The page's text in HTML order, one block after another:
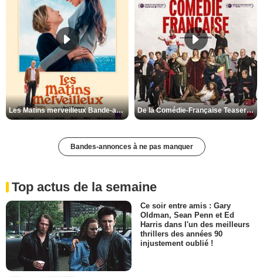
Les Matins merveilleux Bande-annonce VF De la Comédie-Française Teaser VF
Bandes-annonces à ne pas manquer
Top actus de la semaine
Ce soir entre amis : Gary
Oldman, Sean Penn et Ed
Harris dans l'un des meilleurs
thrillers des années 90
injustement oublié !